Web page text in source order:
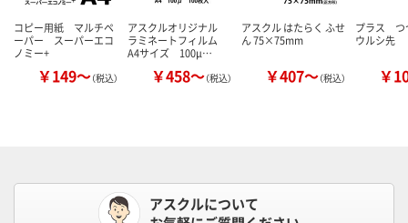
コピー用紙 マルチペ
ーパー スーパーエコ
ノミー+
￥149～（税込）
アスクルオリジナル
ラミネートフィルム
A4サイズ 100μ…
￥458～（税込）
アスクル はたらく ふせ
ん 75×75mm
￥407～（税込）
プラス
ウルシ先
￥
アスクルについて